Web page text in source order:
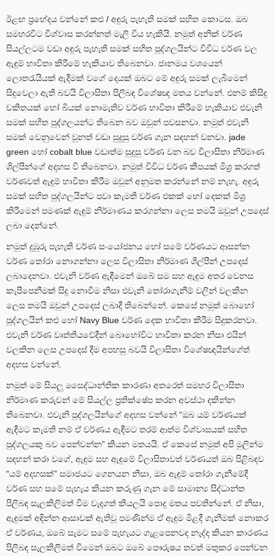
ඊළඟ ප්‍රභේදය වන්නේ කළු / අඳුරු පැහැති සමක් සහිත කොටස. ඔබ
සමහරවිට විශ්වාස කරන්නත් මැලි විය හැකියි. නමුත් අනික් වර්ණ
සියල්ලටම වඩා අඳුරු පැහැති සමක් සහිත පුද්ගලයින්ට විවිධ වර්ණ වල
ඇඳුම් භාවිතා කිරීමේ හැකියාව තිබෙනවා. ජානමය වශයෙන්
ලොතරැයියක් ඇදීමක් වගේ දෙයක් ඔබට මේ අඳුරු සමක් ලැබීමෙන්
සිදුවෙලා ඇති බවයි විලාසිතා පිලිබඳ විශේෂඥ මතය වන්නේ. එනම් කිසිදු
චකිතයක් හෝ බියක් නොමැතිව වර්ණ භාවිතා කිරීමේ හැකියාව එවැනි
සමක් සහිත පුද්ගලයන්ට තිබෙන බව ඔවුන් පවසනවා. නමුත් එවැනි
සමක් වෙනුවෙන් වුනත් වඩා සුදුසු වර්ණ ගැන සඳහන් වනවා. jade
green හෝ cobalt blue වඩාත්ම සුදුසු වර්ණ වන බව විලාසිතා නිර්මාණ
ශිල්පීන්ගේ අදහස වී තිබෙනවා. නමුත් විවිධ වර්ණ කීපයක් මිශ්‍ර කරගත්
වර්ණවත් ඇඳුම් භාවිතා කිරීම ඔවුන් අනුමත කරන්නේ නම් නැහැ. අඳුරු
සමක් සහිත පුද්ගලයින්ට පවා කැමති වර්ණ එකක් හෝ දෙකක් මිශ්‍ර
කිරීමෙන් පමණක් ඇඳුම් නිර්මාණය කරගන්නා ලෙස තමයි ඔවුන් උපදෙස්
ලබා දෙන්නේ.
නමුත් දුඹුරු පැහැති වර්ණ සංයෝජනය හෝ සමේ වර්ණයට ආසන්න
වර්ණ තෝරා නොගන්නා ලෙස විලාසිතා නිර්මාණ ශිල්පීන් උපදෙස්
ලබාදෙනවා. එවැනි වර්ණ ඇඳීමෙන් ඔබේ සම සහ ඇඳුම අතර වෙනස
කැපීපෙනීමක් සිදු නොවීම නිසා එවැනි තෝරාගැනීම් වලින් වලකින
ලෙස තමයි ඔවුන් උපදෙස් ලබාදී තිබෙන්නේ. කෙසේ නමුත් බොහෝ
පුද්ගලයින් කළු හෝ Navy Blue වර්ණ දෙක භාවිතා කිරීම සිදුකරනවා.
එවැනි වර්ණ වෘත්තියවේදීන් බොහෝවිට භාවිතා කරන නිසා එයින්
වලකින ලෙස උපදෙස් දීම අපහසු බවයි විලාසිතා විශේෂඥයින්ගේත්
අදහස වන්නේ.
නමුත් මේ සියලු සෛද්ධාන්තික කාරණා අතරෙත් සමහර විලාසිතා
නිර්මාණ කරුවන් මේ සියල්ල ප්‍රතික්ෂේප කරන අවස්ථා දකින්න
තිබෙනවා. එවැනි පුද්ගලයින්ගේ අදහස වන්නේ “ඔබ යම් වර්ණයක්
ඇඳීමට කැමති නම් ඒ වර්ණය ඇඳීමට තරම් ආත්ම විශ්වාසයක් සහිත
පුද්ගලයකු බව පෙන්වන්න” කියන මතයයි. ඒ කෙසේ නමුත් අපි මුලින්ම
සඳහන් කරා වගේ, ඇඳුම සහ ඇඳුමේ විලාසිතාවත් වර්ණයත් ඔබ පිළිබඳව
“යම් අදහසක්” සමාජයට ගෙනයන නිසා, ඔබ ඇඳුම් තෝරා ගැනීමේදී
වර්ණ සහ සමේ පැහැය කියන කරුණු ගැන මේ සාමාන්‍ය සිද්ධාන්ත
පිලිබඳ සැලකිලිමත් වීම වැදගත් කියලයි පොදු මතය පවතින්නේ. ඒ නිසා,
ඇඳුමක් අඳින්න ආසාවක් ඇතිවූ පමණින්ම ඒ ඇඳුම මිළදී ගැනීමක් නොකර
ඒ වර්ණය, ඔබේ සැමට සමේ පැහැයට ගැළපෙනවද නැද්ද කියන කාරණය
පිලිබඳ සැලකිලිමත් වීමෙන් ඔබට ඔබේ පෞරුෂය තවත් මතුකර පෙන්වන